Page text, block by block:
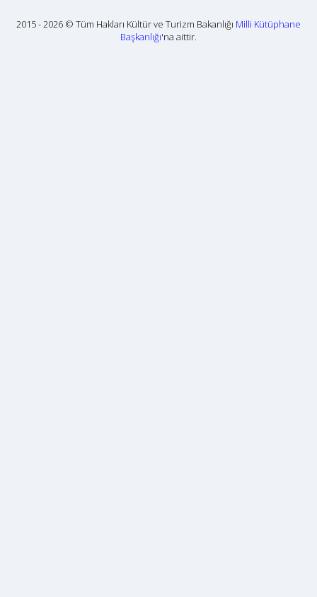
2015 - 2026 © Tüm Hakları Kültür ve Turizm Bakanlığı Milli Kütüphane
Başkanlığı'na aittir.